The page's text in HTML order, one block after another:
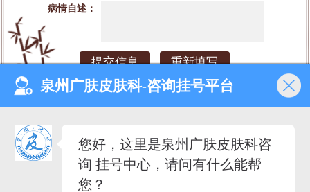
病情自述：
就诊时间：早8：00-晚18：00（节假日不休）
来院地址：泉州市丰泽区泉秀街道泉淮社区田安南路420号
医疗广告审查证明文号：（闽-泉-丰）医广【2020】
泉州广肤皮肤科-咨询挂号平台
您好，这里是泉州广肤皮肤科咨
询 挂号中心，请问有什么能帮
您？